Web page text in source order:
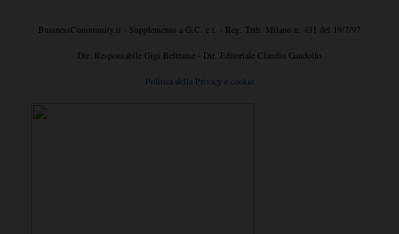
BusinessCommunity.it - Supplemento a G.C. e t. - Reg. Trib. Milano n. 431 del 19/7/97
Dir. Responsabile Gigi Beltrame - Dir. Editoriale Claudio Gandolfo
Politica della Privacy e cookie